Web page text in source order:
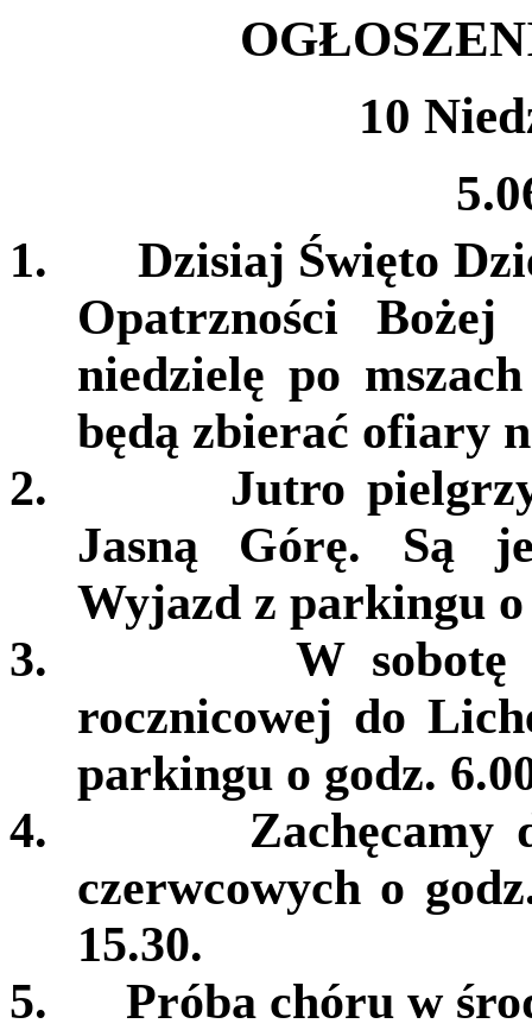
10
1.
Dzisiaj Święto
Opatrzności
niedzielę po
będą zbierać ofiary
2.
Jutro
Jasną Górę. Są
Wyjazd z parkingu o
3.
W
rocznicowej do
parkingu o godz.
4.
Zachęcamy
czerwcowych o
15.30.
5.
Próba chóru w